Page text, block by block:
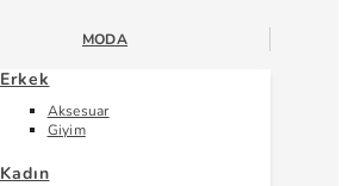
MODA
Erkek
Aksesuar
Giyim
Kadın